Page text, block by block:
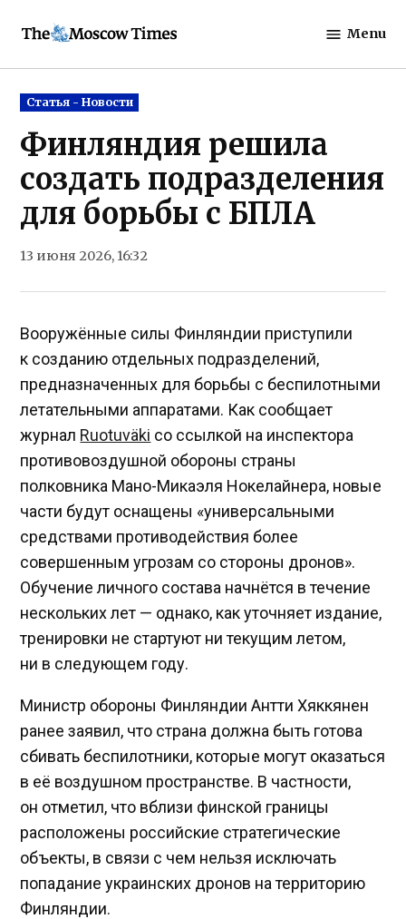
Moscow
Menu
Posted
in
Статья - Новости
Финляндия решила
создать подразделения
для борьбы с БПЛА
13 июня 2026, 16:32
Вооружённые силы Финляндии приступили
к созданию отдельных подразделений,
предназначенных для борьбы с беспилотными
летательными аппаратами. Как сообщает
журнал Ruotuväki со ссылкой на инспектора
противовоздушной обороны страны
полковника Мано-Микаэля Нокелайнера, новые
части будут оснащены «универсальными
средствами противодействия более
совершенным угрозам со стороны дронов».
Обучение личного состава начнётся в течение
нескольких лет — однако, как уточняет издание,
тренировки не стартуют ни текущим летом,
ни в следующем году.
Министр обороны Финляндии Антти Хяккянен
ранее заявил, что страна должна быть готова
сбивать беспилотники, которые могут оказаться
в её воздушном пространстве. В частности,
он отметил, что вблизи финской границы
расположены российские стратегические
объекты, в связи с чем нельзя исключать
попадание украинских дронов на территорию
Финляндии.